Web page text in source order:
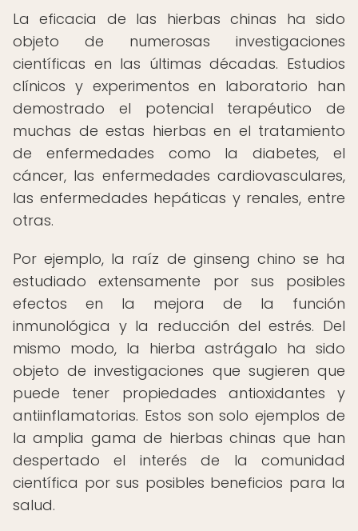
La eficacia de las hierbas chinas ha sido
objeto de numerosas investigaciones
científicas en las últimas décadas. Estudios
clínicos y experimentos en laboratorio han
demostrado el potencial terapéutico de
muchas de estas hierbas en el tratamiento
de enfermedades como la diabetes, el
cáncer, las enfermedades cardiovasculares,
las enfermedades hepáticas y renales, entre
otras.
Por ejemplo, la raíz de ginseng chino se ha
estudiado extensamente por sus posibles
efectos en la mejora de la función
inmunológica y la reducción del estrés. Del
mismo modo, la hierba astrágalo ha sido
objeto de investigaciones que sugieren que
puede tener propiedades antioxidantes y
antiinflamatorias. Estos son solo ejemplos de
la amplia gama de hierbas chinas que han
despertado el interés de la comunidad
científica por sus posibles beneficios para la
salud.